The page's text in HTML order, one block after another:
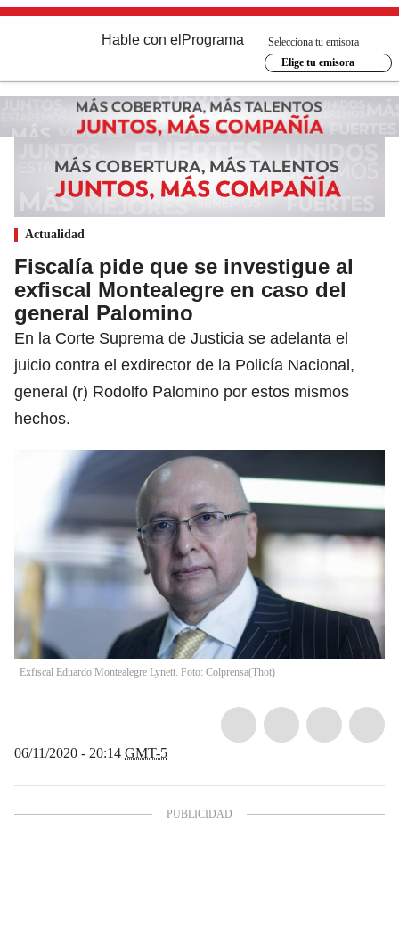
Hable con el Programa
Selecciona tu emisora
Elige tu emisora
Actualidad
Fiscalía pide que se investigue al
exfiscal Montealegre en caso del
general Palomino
En la Corte Suprema de Justicia se adelanta el
juicio contra el exdirector de la Policía Nacional,
general (r) Rodolfo Palomino por estos mismos
hechos.
Exfiscal Eduardo Montealegre Lynett. Foto: Colprensa(Thot)
06/11/2020 - 20:14 GMT-5